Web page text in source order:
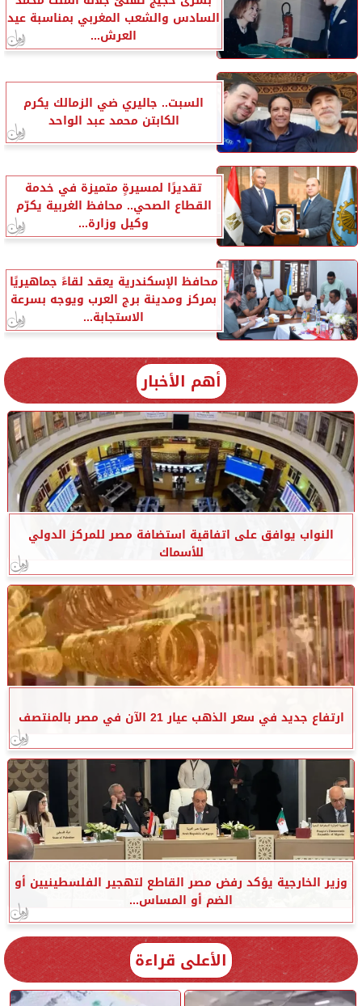
السادس والشعب المغربي بمناسبة عيد
العرش...
السبت.. جاليري ضي الزمالك يكرم
الكابتن محمد عبد الواحد
تقديرًا لمسيرةٍ متميزة في خدمة
القطاع الصحي.. محافظ الغربية يكرّم
وكيل وزارة...
محافظ الإسكندرية يعقد لقاءً جماهيريًا
بمركز ومدينة برج العرب ويوجه بسرعة
الاستجابة...
أهم الأخبار
النواب يوافق على اتفاقية استضافة مصر للمركز الدولي
للأسماك
ارتفاع جديد في سعر الذهب عيار 21 الآن في مصر بالمنتصف
وزير الخارجية يؤكد رفض مصر القاطع لتهجير الفلسطينيين أو
الضم أو المساس...
الأعلى قراءة